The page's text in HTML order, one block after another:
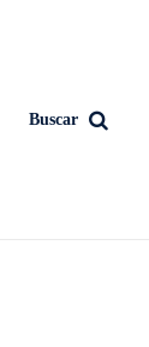
Buscar